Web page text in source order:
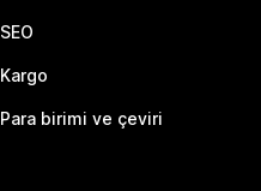
SEO
Kargo
Para birimi ve çeviri